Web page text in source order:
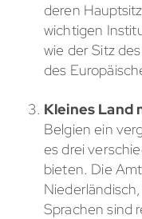
deren
wichtigen
wie der Sitz
des
Kleines Land
Belgien ein
es drei
bieten. Die
Sprachen sind